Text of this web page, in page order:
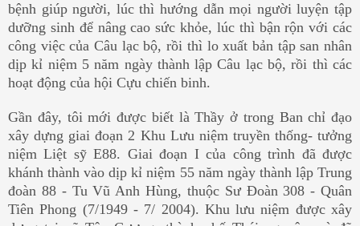
bệnh giúp người, lúc thì hướng dẫn mọi người luyện tập
dưỡng sinh để nâng cao sức khỏe, lúc thì bận rộn với các
công việc của Câu lạc bộ, rồi thì lo xuất bản tập san nhân
dịp kỉ niệm 5 năm ngày thành lập Câu lạc bộ, rồi thì các
hoạt động của hội Cựu chiến binh.
Gần đây, tôi mới được biết là Thầy ở trong Ban chỉ đạo
xây dựng giai đoạn 2 Khu Lưu niệm truyền thống- tưởng
niệm Liệt sỹ E88. Giai đoạn I của công trình đã được
khánh thành vào dịp kỉ niệm 55 năm ngày thành lập Trung
đoàn 88 - Tu Vũ Anh Hùng, thuộc Sư Đoàn 308 - Quân
Tiên Phong (7/1949 - 7/ 2004). Khu lưu niệm được xây